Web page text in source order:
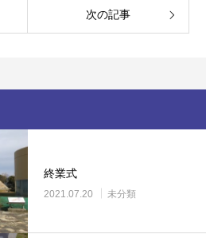
次の記事
終業式
2021.07.20 未分類